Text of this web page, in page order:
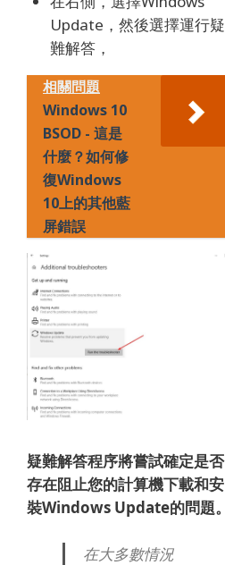
Update，然後選擇運行疑
難解答，
相關問題
Windows 10
BSOD - 這是
什麼？如何修
復Windows
10上的其他藍
屏錯誤
疑難解答程序將嘗試確定是否
存在阻止您的計算機下載和安
裝Windows Update的問題。
在大多數情況